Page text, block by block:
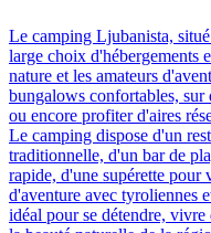
Le camping Ljubanista,
large choix d'hébergements
nature et les amateurs
bungalows confortables, sur
ou encore profiter d'aires
Le camping dispose d'un
traditionnelle, d'un bar de
rapide, d'une supérette pour
d'aventure avec tyroliennes
idéal pour se détendre,